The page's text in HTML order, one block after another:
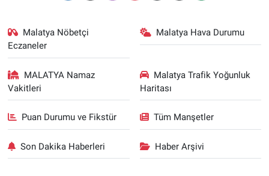
Malatya Nöbetçi
Eczaneler
Malatya Hava Durumu
MALATYA Namaz
Vakitleri
Malatya Trafik Yoğunluk
Haritası
Puan Durumu ve Fikstür Tüm Manşetler
Son Dakika Haberleri Haber Arşivi